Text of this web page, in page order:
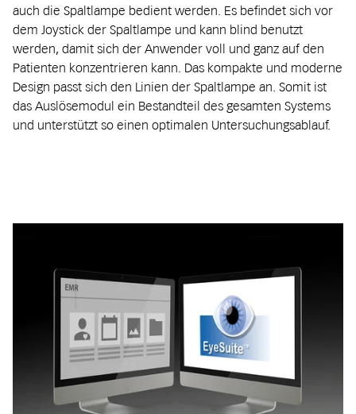
auch die Spaltlampe bedient werden. Es befindet sich vor
dem Joystick der Spaltlampe und kann blind benutzt
werden, damit sich der Anwender voll und ganz auf den
Patienten konzentrieren kann. Das kompakte und moderne
Design passt sich den Linien der Spaltlampe an. Somit ist
das Auslösemodul ein Bestandteil des gesamten Systems
und unterstützt so einen optimalen Untersuchungsablauf.